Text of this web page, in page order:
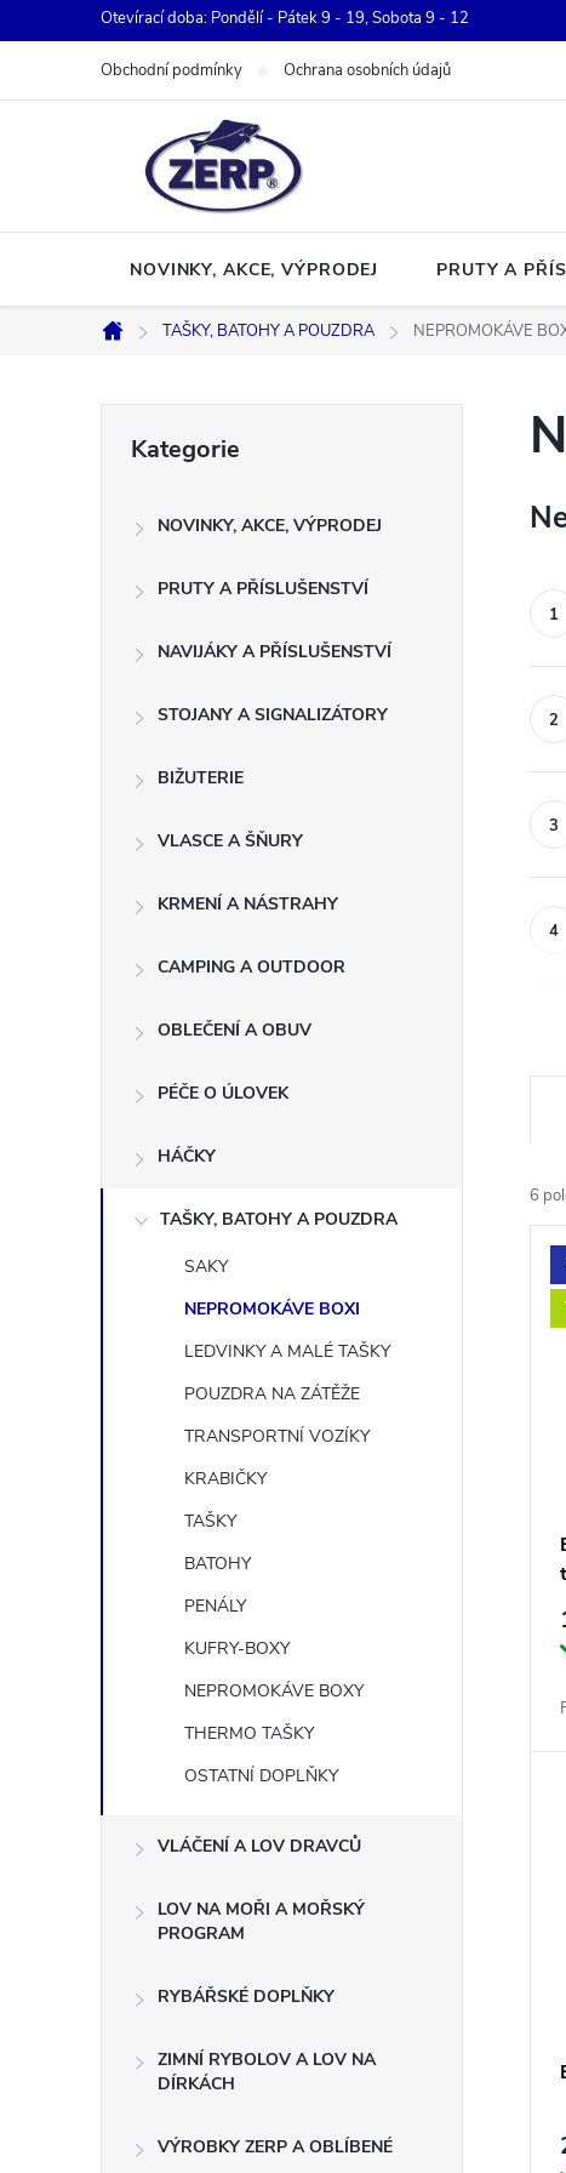
na
Otevírací doba: Pondělí - Pátek 9 - 19, Sobota 9 - 12
Obchodní podmínky Ochrana osobních údajů
NOVINKY, AKCE, VÝPRODEJ PRUTY A
Domů
TAŠKY, BATOHY A POUZDRA NEPROMOKÁVE
kategorie
Kategorie
NOVINKY, AKCE, VÝPRODEJ
PRUTY A PŘÍSLUŠENSTVÍ
NAVIJÁKY A PŘÍSLUŠENSTVÍ
STOJANY A SIGNALIZÁTORY
BIŽUTERIE
VLASCE A ŠŇURY
KRMENÍ A NÁSTRAHY
CAMPING A OUTDOOR
OBLEČENÍ A OBUV
PÉČE O ÚLOVEK
HÁČKY
TAŠKY, BATOHY A POUZDRA
SAKY
NEPROMOKÁVE BOXI
LEDVINKY A MALÉ TAŠKY
POUZDRA NA ZÁTĚŽE
TRANSPORTNÍ VOZÍKY
KRABIČKY
TAŠKY
BATOHY
PENÁLY
KUFRY-BOXY
NEPROMOKÁVE BOXY
THERMO TAŠKY
OSTATNÍ DOPLŇKY
VLÁČENÍ A LOV DRAVCŮ
LOV NA MOŘI A MOŘSKÝ
PROGRAM
RYBÁŘSKÉ DOPLŇKY
ZIMNÍ RYBOLOV A LOV NA
DÍRKÁCH
VÝROBKY ZERP A OBLÍBENÉ
a
z
e
n
k
6
V
ý
d